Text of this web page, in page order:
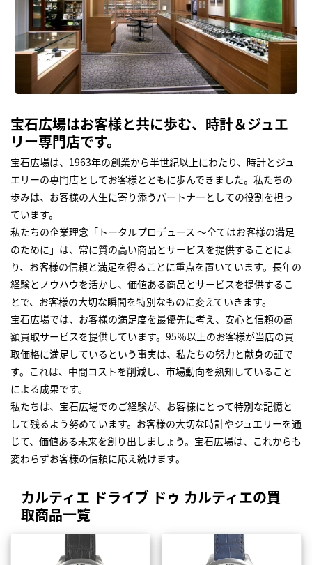
宝石広場はお客様と共に歩む、時計＆ジュエ
リー専門店です。
宝石広場は、1963年の創業から半世紀以上にわたり、時計とジュ
エリーの専門店としてお客様とともに歩んできました。私たちの
歩みは、お客様の人生に寄り添うパートナーとしての役割を担っ
ています。
私たちの企業理念「トータルプロデュース ～全てはお客様の満足
のために」は、常に質の高い商品とサービスを提供することによ
り、お客様の信頼と満足を得ることに重点を置いています。長年の
経験とノウハウを活かし、価値ある商品とサービスを提供するこ
とで、お客様の大切な瞬間を特別なものに変えていきます。
宝石広場では、お客様の満足度を最優先に考え、安心と信頼の高
額買取サービスを提供しています。95％以上のお客様が当店の買
取価格に満足しているという事実は、私たちの努力と献身の証で
す。これは、中間コストを削減し、市場動向を熟知していること
による成果です。
私たちは、宝石広場でのご経験が、お客様にとって特別な記憶と
して残るよう努めています。お客様の大切な時計やジュエリーを通
じて、価値ある未来を創り出しましょう。宝石広場は、これからも
変わらずお客様の信頼に応え続けます。
カルティエ ドライブ ドゥ カルティエの買
取商品一覧